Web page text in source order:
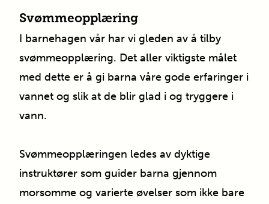
Svømmeopplæring
I barnehagen vår har vi gleden av å tilby
svømmeopplæring. Det aller viktigste målet
med dette er å gi barna våre gode erfaringer i
vannet og slik at de blir glad i og tryggere i
vann.
Svømmeopplæringen ledes av dyktige
instruktører som guider barna gjennom
morsomme og varierte øvelser som ikke bare